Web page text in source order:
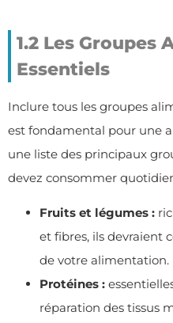
1.2 Les Groupes
Essentiels
Inclure tous les groupes
est fondamental pour une
une liste des principaux
devez consommer
Fruits et légumes :
et fibres, ils devraient
de votre alimentation.
Protéines :
réparation des tissus